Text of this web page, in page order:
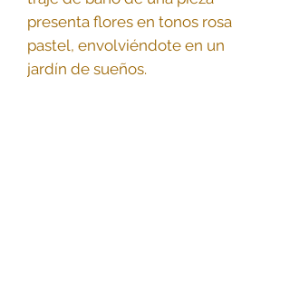
presenta flores en tonos rosa
pastel, envolviéndote en un
jardín de sueños.